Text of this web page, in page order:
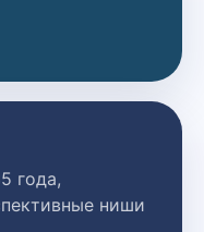
года,
ниши